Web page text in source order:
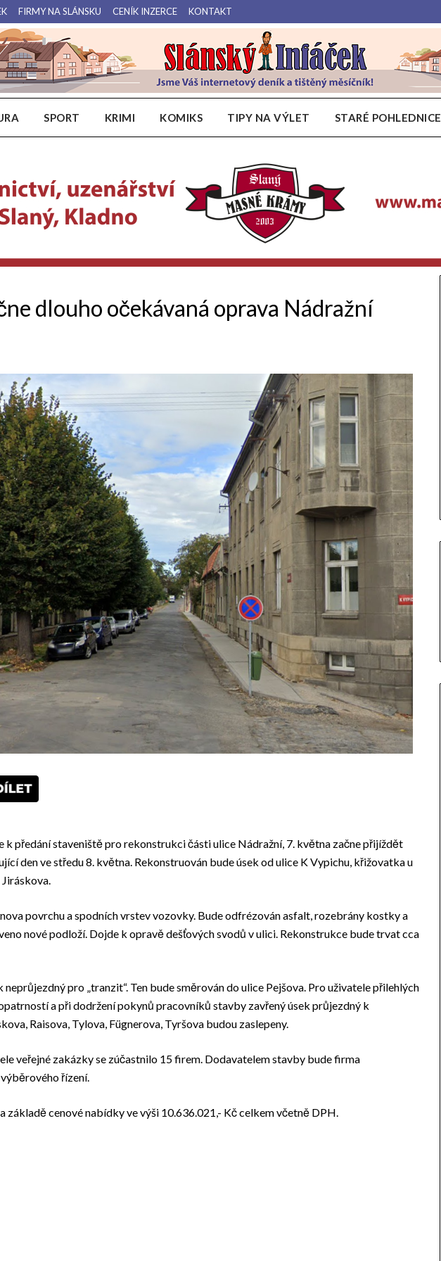
FIRMY NA SLÁNSKU CENÍK INZERCE KONTAKT
Slánský Infáček
Váš internetový deník a tištěný měsíčník pro Slánsko, Kladensko a Lounsko.
SPORT KRIMI KOMIKS TIPY NA VÝLET STARÉ POHLEDNICE
dlouho očekávaná oprava Nádražní
k předání staveniště pro rekonstrukci části ulice Nádražní, 7. května začne přijíždět
den ve středu 8. května. Rekonstruován bude úsek od ulice K Vypichu, křižovatka u
povrchu a spodních vrstev vozovky. Bude odfrézován asfalt, rozebrány kostky a
nové podloží. Dojde k opravě dešťových svodů v ulici. Rekonstrukce bude trvat cca
pro „tranzit“. Ten bude směrován do ulice Pejšova. Pro uživatele přilehlých
a při dodržení pokynů pracovníků stavby zavřený úsek průjezdný k
Raisova, Tylova, Fügnerova, Tyršova budou zaslepeny.
veřejné zakázky se zúčastnilo 15 firem. Dodavatelem stavby bude firma
řízení.
základě cenové nabídky ve výši 10.636.021,- Kč celkem včetně DPH.